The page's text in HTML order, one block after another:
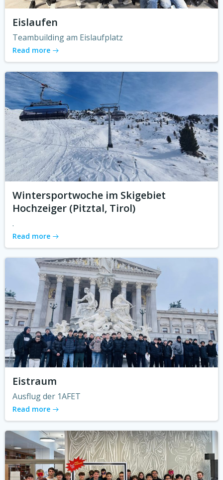
Eislaufen
Teambuilding am Eislaufplatz
Read more
Wintersportwoche im Skigebiet
Hochzeiger (Pitztal, Tirol)
.
Read more
Eistraum
Ausflug der 1AFET
Read more